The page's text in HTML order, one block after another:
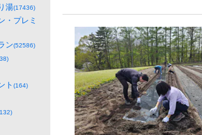
湯(17436)
・プレミ
ン(52586)
ト (164)